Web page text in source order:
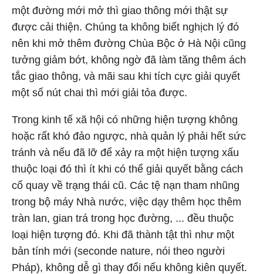
một đường mới mở thì giao thông mới thật sự
được cải thiện. Chúng ta không biết nghịch lý đó
nên khi mở thêm đường Chùa Bộc ở Hà Nội cũng
tưởng giảm bớt, không ngờ đã làm tăng thêm ách
tắc giao thông, và mãi sau khi tích cực giải quyết
một số nút chai thì mới giải tỏa được.
Trong kinh tế xã hội có những hiện tượng không
hoặc rất khó đảo ngược, nhà quản lý phải hết sức
tránh và nếu đã lỡ để xảy ra một hiện tượng xấu
thuộc loại đó thì ít khi có thể giải quyết bằng cách
cố quay về trạng thái cũ. Các tệ nạn tham nhũng
trong bộ máy Nhà nước, việc dạy thêm học thêm
tràn lan, gian trá trong học đường, ... đều thuộc
loại hiện tượng đó. Khi đã thành tật thì như một
bản tính mới (seconde nature, nói theo người
Pháp), không dễ gì thay đổi nếu không kiên quyết.